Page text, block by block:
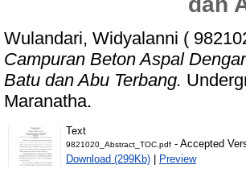
Wulandari, Widyalanni (
Campuran Beton Aspal
Batu dan Abu Terbang.
Maranatha.
Text
9821020_Abstract_TOC.pdf - Accepted
Download (299Kb) | Preview